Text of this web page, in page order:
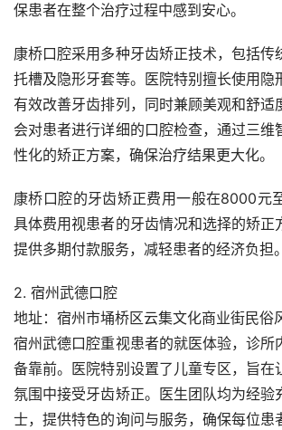
保患者在整个治疗过程中感到安心。
康桥口腔采用多种牙齿矫正技术，包括传
托槽及隐形牙套等。医院特别擅长使用隐
有效改善牙齿排列，同时兼顾美观和舒适
会对患者进行详细的口腔检查，通过三维
性化的矫正方案，确保治疗结果更大化。
康桥口腔的牙齿矫正费用一般在8000元
具体费用视患者的牙齿情况和选择的矫正
提供多期付款服务，减轻患者的经济负担。
2. 宿州武德口腔
地址：宿州市埇桥区云集文化商业街民俗
宿州武德口腔重视患者的就医体验，诊所
备靠前。医院特别设置了儿童专区，旨在
氛围中接受牙齿矫正。医生团队均为经验
士，提供特色的询问与服务，确保每位患